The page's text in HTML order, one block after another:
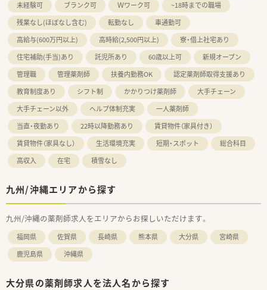
未経験可
ブランク可 Ｗワーク可
~18時までの職場
残業なし(ほぼなし含む)
転勤なし
車通勤可
高給与(600万円以上)
高時給(2,500円以上)
寮・借上社宅あり
住宅補助(手当)あり
託児所あり 60歳以上可
新規オープン
管理職
管理薬剤師 扶養内勤務OK
認定薬剤師取得支援あり
教育制度あり
シフト制 かかりつけ薬剤師
大手チェーン
大手チェーン以外
ヘルプ体制充実
一人薬剤師
当直・夜勤あり
22時以降勤務あり
賃貸物件（家具付き）
賃貸物件（家具なし）
生活環境充実 短期・スポット
総合科目
高収入
在宅 積雪なし
九州/沖縄エリアから探す
九州/沖縄の薬剤師求人をエリアからお探しいただけます。
福岡県 佐賀県 長崎県 熊本県 大分県
宮崎県
鹿児島県
沖縄県
大分県の薬剤師求人を法人名から探す